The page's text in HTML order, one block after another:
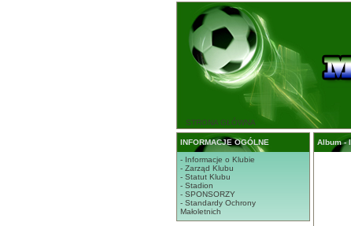
STRONA GŁÓWNA
INFORMACJE OGÓLNE
- Informacje o Klubie
- Zarząd Klubu
- Statut Klubu
- Stadion
- SPONSORZY
- Standardy Ochrony
Małoletnich
Album -